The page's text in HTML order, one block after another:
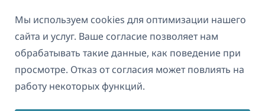
Мы используем cookies для оптимизации нашего
сайта и услуг. Ваше согласие позволяет нам
обрабатывать такие данные, как поведение при
просмотре. Отказ от согласия может повлиять на
работу некоторых функций.